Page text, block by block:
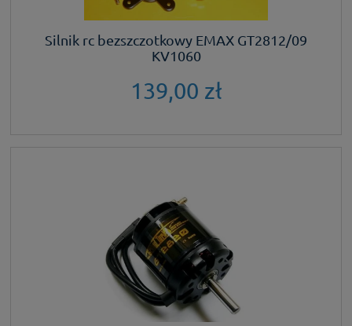
Silnik rc bezszczotkowy EMAX GT2812/09
KV1060
139,00 zł